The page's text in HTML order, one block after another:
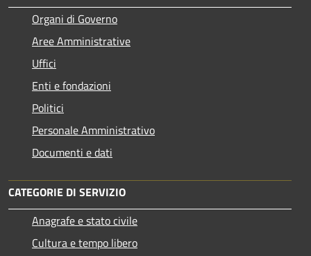
Organi di Governo
Aree Amministrative
Uffici
Enti e fondazioni
Politici
Personale Amministrativo
Documenti e dati
CATEGORIE DI SERVIZIO
Anagrafe e stato civile
Cultura e tempo libero